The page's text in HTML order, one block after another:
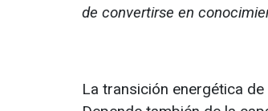
de convertirse en
La transición energética